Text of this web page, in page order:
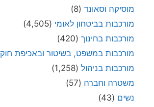
מוסיקה וסאונד (8)
מורכבות בביטחון לאומי (4,505)
מורכבות בחינוך (420)
מורכבות במשפט, בשיטור ובאכיפת חוק
מורכבות בניהול (1,258)
משטרה וחברה (57)
נשים (43)